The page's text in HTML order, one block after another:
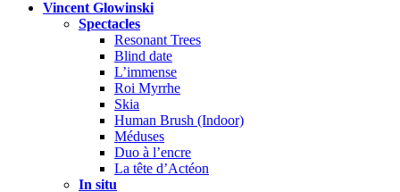
Vincent Glowinski
Spectacles
Resonant Trees
Blind date
L’immense
Roi Myrrhe
Skia
Human Brush (Indoor)
Méduses
Duo à l’encre
La tête d’Actéon
In situ